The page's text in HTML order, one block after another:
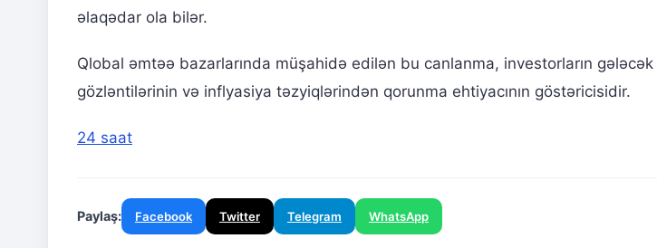
əlaqədar ola bilər.
Qlobal əmtəə bazarlarında müşahidə edilən bu canlanma, investorların
gözləntilərinin və inflyasiya təzyiqlərindən qorunma ehtiyacının göstəricisidir.
24 saat
Paylaş: Facebook Twitter Telegram WhatsApp